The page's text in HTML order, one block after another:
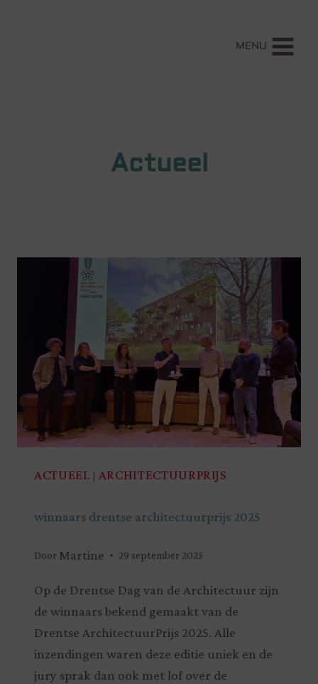
MENU
Actueel
ACTUEEL | ARCHITECTUURPRIJS
winnaars drentse architectuurprijs 2025
Door Martine 29 september 2025
Op de Drentse Dag van de Architectuur zijn
de winnaars bekend gemaakt van de
Drentse ArchitectuurPrijs 2025. Alle
inzendingen waren deze editie uniek en de
jury sprak dan ook met lof over de